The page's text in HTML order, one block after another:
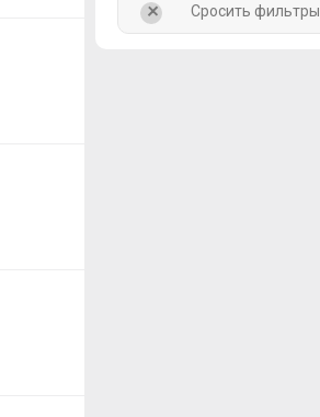
+ Сросить фильтры